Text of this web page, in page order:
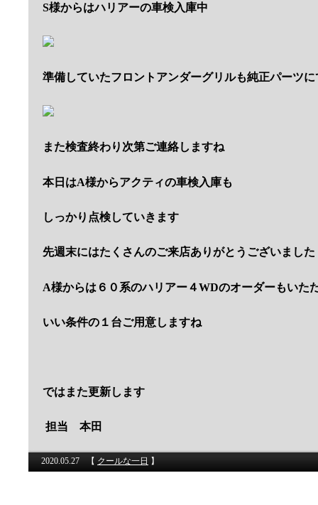
S様からはハリアーの車検入庫中
準備していたフロントアンダーグリルも純正パーツ
また検査終わり次第ご連絡しますね
本日はA様からアクティの車検入庫も
しっかり点検していきます
先週末にはたくさんのご来店ありがとうございました
A様からは６０系のハリアー４WDのオーダーもいた
いい条件の１台ご用意しますね
ではまた更新します
担当 本田
2020.05.27 【 クールな一日 】